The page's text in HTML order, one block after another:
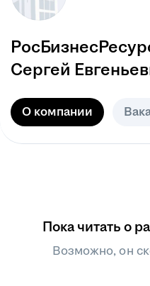
Сергей
О компании
Пока читать о
Возможно, он